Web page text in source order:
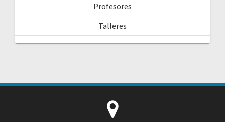
Profesores
Talleres